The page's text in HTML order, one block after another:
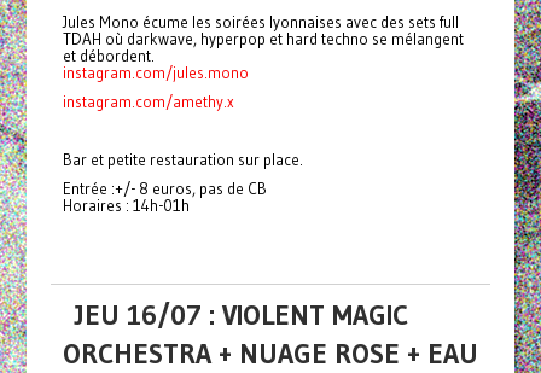
Jules Mono écume les soirées lyonnaises avec des sets full
TDAH où darkwave, hyperpop et hard techno se mélangent
et débordent.
instagram.com/jules.mono
instagram.com/amethy.x
Bar et petite restauration sur place.
Entrée :+/- 8 euros, pas de CB
Horaires : 14h-01h
JEU 16/07 : VIOLENT MAGIC
ORCHESTRA + NUAGE ROSE + EAU